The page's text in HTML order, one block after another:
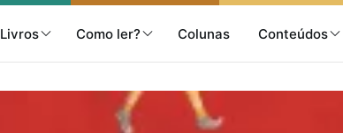
Livros Como ler? Colunas Conteúdos